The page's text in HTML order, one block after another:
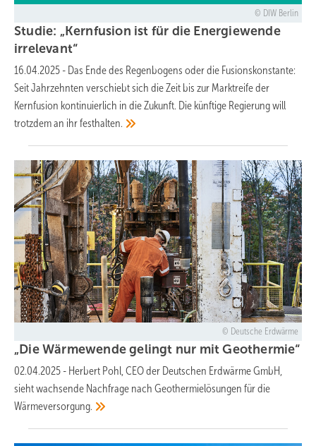
DIW Berlin
Studie: „Kernfusion ist für die Energiewende
irrelevant“
16.04.2025 - Das Ende des Regenbogens oder die Fusionskonstante:
Seit Jahrzehnten verschiebt sich die Zeit bis zur Marktreife der
Kernfusion kontinuierlich in die Zukunft. Die künftige Regierung will
trotzdem an ihrfesthalten.
Deutsche Erdwärme
„Die Wärmewende gelingt nur mitGeothermie“
02.04.2025 - Herbert Pohl, CEO der Deutschen Erdwärme GmbH,
sieht wachsende Nachfrage nach Geothermielösungen für die
Wärmeversorgung.